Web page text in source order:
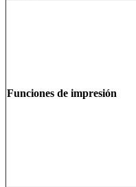
Funciones de impresión